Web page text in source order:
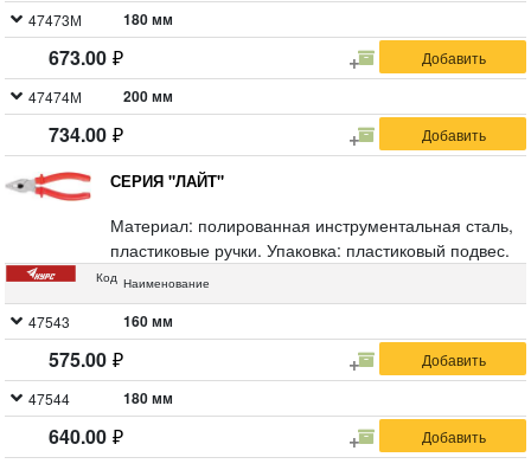
47473М 180 мм
673.00
47474М 200 мм
734.00
СЕРИЯ "ЛАЙТ"
Материал: полированная инструментальная сталь,
пластиковые ручки. Упаковка: пластиковый подвес.
Код Наименование
47543 160 мм
575.00
47544 180 мм
640.00